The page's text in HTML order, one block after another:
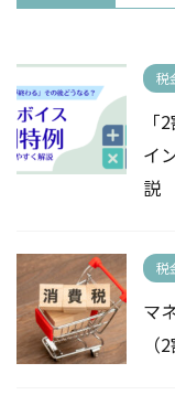
税
イ
説
税
マ
（